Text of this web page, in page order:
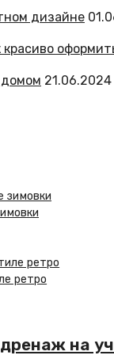
дизайне
домом 21.06.2024
ретро
на